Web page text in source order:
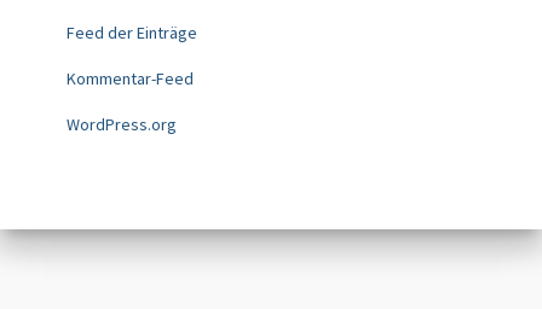
Feed der Einträge
Kommentar-Feed
WordPress.org